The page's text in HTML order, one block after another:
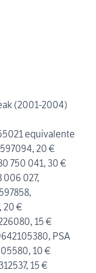
(2001-2004)
equivalente
20 €
750 041, 30 €
006 027,
20 €
15 €
PSA
10 €
15 €